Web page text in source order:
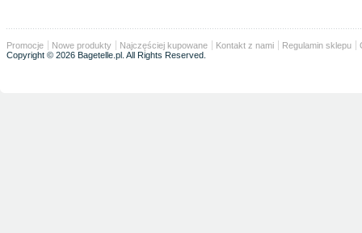
Promocje Nowe produkty Najczęściej kupowane Kontakt z nami Regulamin sklepu
Copyright © 2026 Bagetelle.pl. All Rights Reserved.